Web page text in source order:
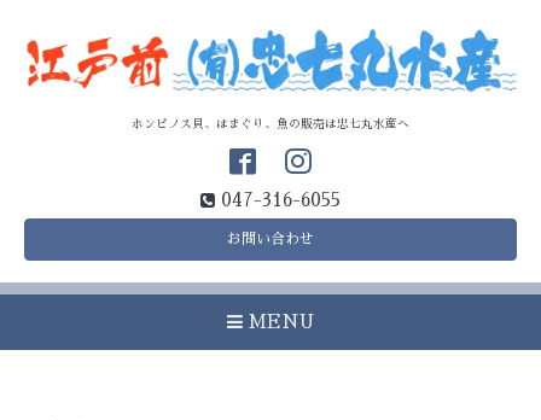
ホンビノス貝、はまぐり、魚の販売は忠七丸水産へ
047-316-6055
お問い合わせ
MENU